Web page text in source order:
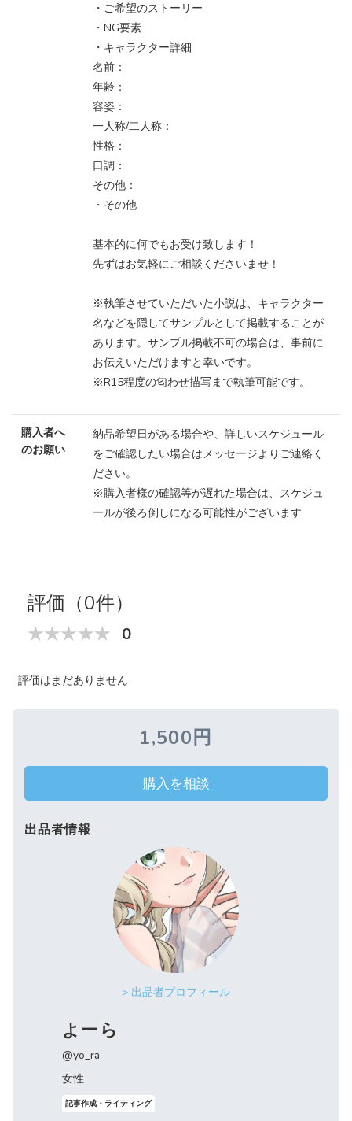
・ご希望のストーリー
・NG要素
・キャラクター詳細
名前：
年齢：
容姿：
一人称/二人称：
性格：
口調：
その他：
・その他
基本的に何でもお受け致します！
先ずはお気軽にご相談くださいませ！
※執筆させていただいた小説は、キャラクター
名などを隠してサンプルとして掲載することが
あります。サンプル掲載不可の場合は、事前に
お伝えいただけますと幸いです。
※R15程度の匂わせ描写まで執筆可能です。
購入者へ
のお願い
納品希望日がある場合や、詳しいスケジュール
をご確認したい場合はメッセージよりご連絡く
ださい。
※購入者様の確認等が遅れた場合は、スケジュ
ールが後ろ倒しになる可能性がございます
評価（0件）
0
評価はまだありません
1,500円
購入を相談
出品者情報
> 出品者プロフィール
よーら
@yo_ra
女性
記事作成・ライティング